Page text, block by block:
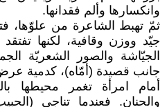
وانكسارها وألم فقدانها.
ثمّ تهبط الشاعرة من علوّها،
جيّد ووزن وقافية، لكنها تفتقد
الجيّاشة والصور الشعريّة
جانب قصيدة (أمّاه)، كدمية
أمام امرأة تغمر محيطها
والحنان. فعندما تناجي